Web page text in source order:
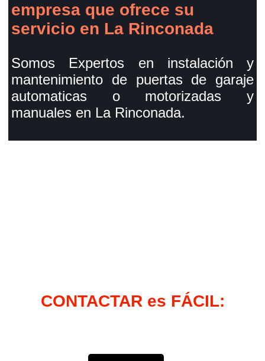
empresa que ofrece su
servicio en La Rinconada
Somos Expertos en instalación y
mantenimiento de puertas de garaje
automaticas o motorizadas y
manuales en La Rinconada.
CONTACTAR es FÁCIL: